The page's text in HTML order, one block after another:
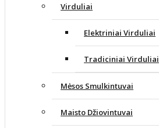
Virduliai
Elektriniai Virduliai
Tradiciniai Virduliai
Mėsos Smulkintuvai
Maisto Džiovintuvai